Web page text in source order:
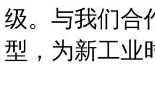
级。与我们合
型，为新工